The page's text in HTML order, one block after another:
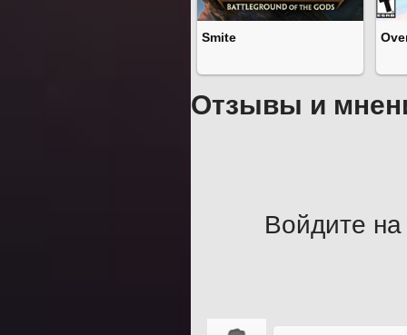
Smite
Отзывы и
Войдите на